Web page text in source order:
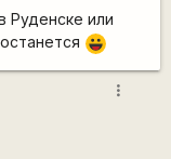
Руденске или
|-))
more_vert